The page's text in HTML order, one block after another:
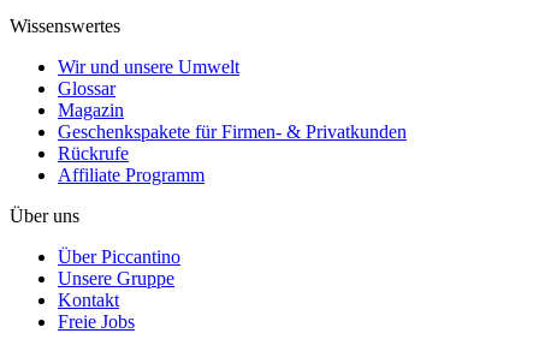
Wissenswertes
Wir und unsere Umwelt
Glossar
Magazin
Geschenkspakete für Firmen- & Privatkunden
Rückrufe
Affiliate Programm
Über uns
Über Piccantino
Unsere Gruppe
Kontakt
Freie Jobs